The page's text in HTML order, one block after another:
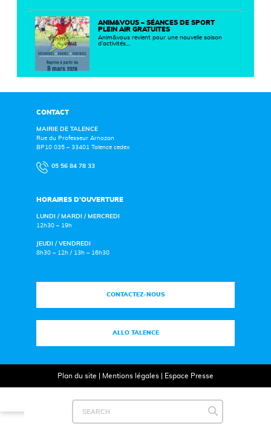
ANIM&VOUS – SÉANCES DE SPORT
PLEIN AIR GRATUITES
Anim&vous revient pour une nouvelle saison
d’activités…
CONTACT
MAIRIE DE TALENCE
Rue du Professeur Arnozan
BP10 035 – 33401 Talence cedex
05 56 84 78 33
HORAIRES D’OUVERTURE
LUNDI / MARDI / MERCREDI
12h30 – 19h
JEUDI / VENDREDI
8h30 – 12h / 13h – 16h30
CONTACTEZ-NOUS
ALLO TALENCE
Plan du site Mentions légales| Espace Presse